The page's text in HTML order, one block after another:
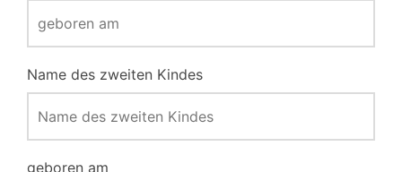
Name des zweiten Kindes
geboren am